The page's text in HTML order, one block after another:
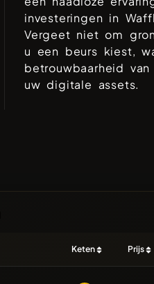
investeringen in
Vergeet niet om
u een beurs kiest,
betrouwbaarheid
uw digitale assets.
Keten Prijs